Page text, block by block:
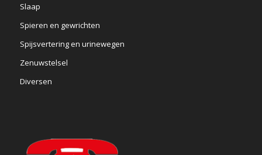
Slaap
Spieren en gewrichten
Spijsvertering en urinewegen
Zenuwstelsel
Diversen